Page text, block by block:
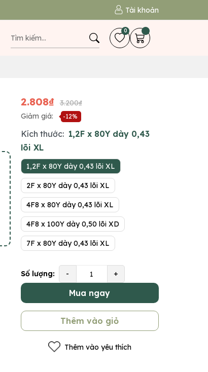
Tài khoản
0
2.808₫
3.200₫
Giảm giá:
-12%
Kích thước: 1,2F x 80Y dày 0,43
lõi XL
1,2F x 80Y dày 0,43 lõi XL
2F x 80Y dày 0,43 lõi XL
4F8 x 80Y dày 0,43 lõi XL
4F8 x 100Y dày 0,50 lõi XD
7F x 80Y dày 0,43 lõi XL
Số lượng: - +
Mua ngay
Thêm vào giỏ
Thêm vào yêu thích